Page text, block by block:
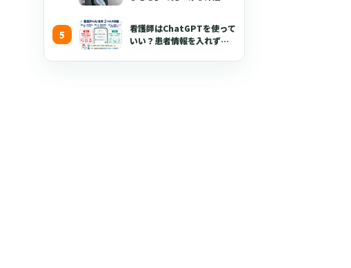
看護師はChatGPTを使って
いい？患者情報を入れずに